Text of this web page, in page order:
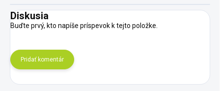
Diskusia
Buďte prvý, kto napíše príspevok k tejto položke.
Pridať komentár